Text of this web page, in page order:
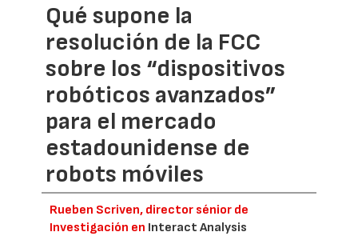
Qué supone la
resolución de la FCC
sobre los “dispositivos
robóticos avanzados”
para el mercado
estadounidense de
robots móviles
Rueben Scriven, director sénior de
Investigación en Interact Analysis